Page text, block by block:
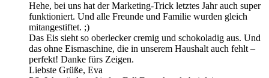
Hehe, bei uns hat der Marketing-Trick letztes Jahr auch super
funktioniert. Und alle Freunde und Familie wurden gleich
mitangestiftet. ;)
Das Eis sieht so oberlecker cremig und schokoladig aus. Und
das ohne Eismaschine, die in unserem Haushalt auch fehlt –
perfekt! Danke fürs Zeigen.
Liebste Grüße, Eva